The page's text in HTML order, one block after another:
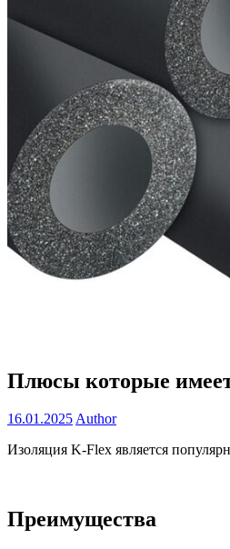
Плюсы которые
16.01.2025Author
Изоляция K-Flex является
Преимущества